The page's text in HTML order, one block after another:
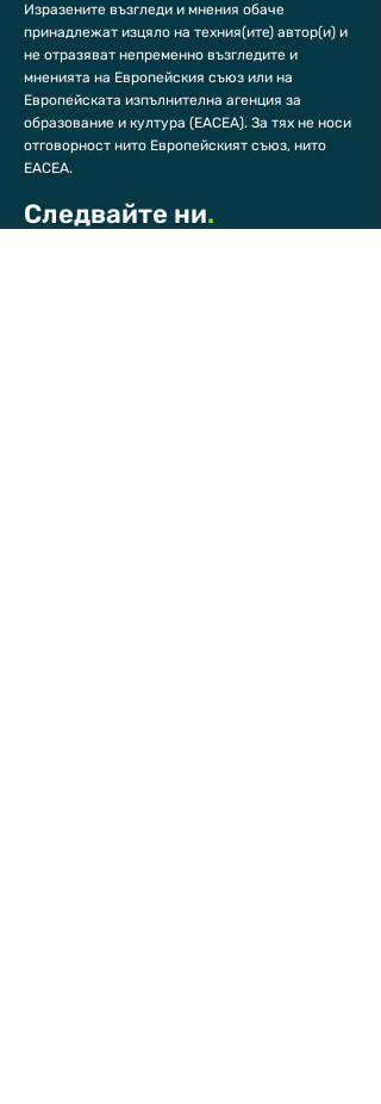
Изразените възгледи и мнения обаче
принадлежат изцяло на техния(ите) автор(и) и
не отразяват непременно възгледите и
мненията на Европейския съюз или на
Европейската изпълнителна агенция за
образование и култура (EACEA). За тях не носи
отговорност нито Европейският съюз, нито
EACEA.
Следвайте ни.